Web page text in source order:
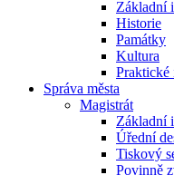
Základní
Historie
Památky
Kultura
Praktické
Správa města
Magistrát
Základní
Úřední
Tiskový
Povinně